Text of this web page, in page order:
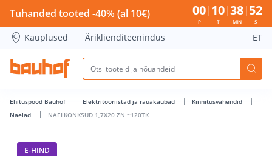
NAELKONKSUD 1,7X20 ZN ~120TK - Bauhof has loaded
Tuhanded tooted -40% (al 10€) 00
P
10
T
38
MIN
51
S
Kauplused Äriklienditeenindus ET
Ehituspood Bauhof Elektritööriistad ja rauakaubad
Kinnitusvahendid
Naelad
NAELKONKSUD 1,7X20 ZN ~120TK
E-HIND